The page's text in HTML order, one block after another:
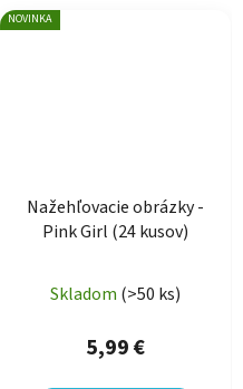
NOVINKA
Nažehľovacie obrázky -
Pink Girl (24 kusov)
Skladom (>50 ks)
5,99 €